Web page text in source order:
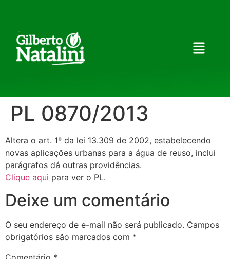
PL 0870/2013
Altera o art. 1º da lei 13.309 de 2002, estabelecendo
novas aplicações urbanas para a água de reuso, inclui
parágrafos dá outras providências.
Clique aqui para ver o PL.
Deixe um comentário
O seu endereço de e-mail não será publicado. Campos
obrigatórios são marcados com *